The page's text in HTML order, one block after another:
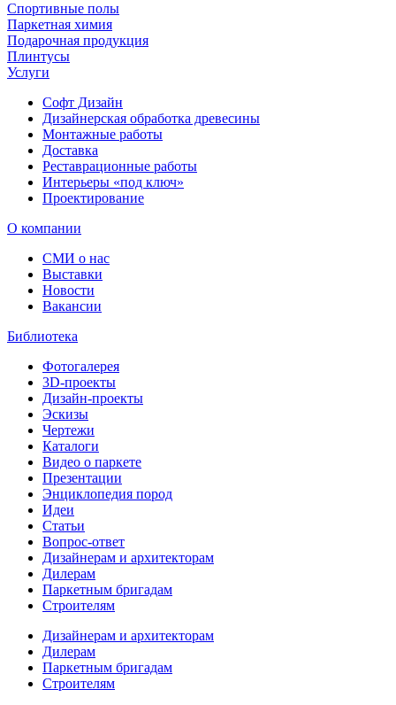
Спортивные полы
Паркетная химия
Подарочная продукция
Плинтусы
Услуги
Софт Дизайн
Дизайнерская обработка древесины
Монтажные работы
Доставка
Реставрационные работы
Интерьеры «под ключ»
Проектирование
О компании
СМИ о нас
Выставки
Новости
Вакансии
Библиотека
Фотогалерея
3D-проекты
Дизайн-проекты
Эскизы
Чертежи
Каталоги
Видео о паркете
Презентации
Энциклопедия пород
Идеи
Статьи
Вопрос-ответ
Дизайнерам и архитекторам
Дилерам
Паркетным бригадам
Строителям
Дизайнерам и архитекторам
Дилерам
Паркетным бригадам
Строителям